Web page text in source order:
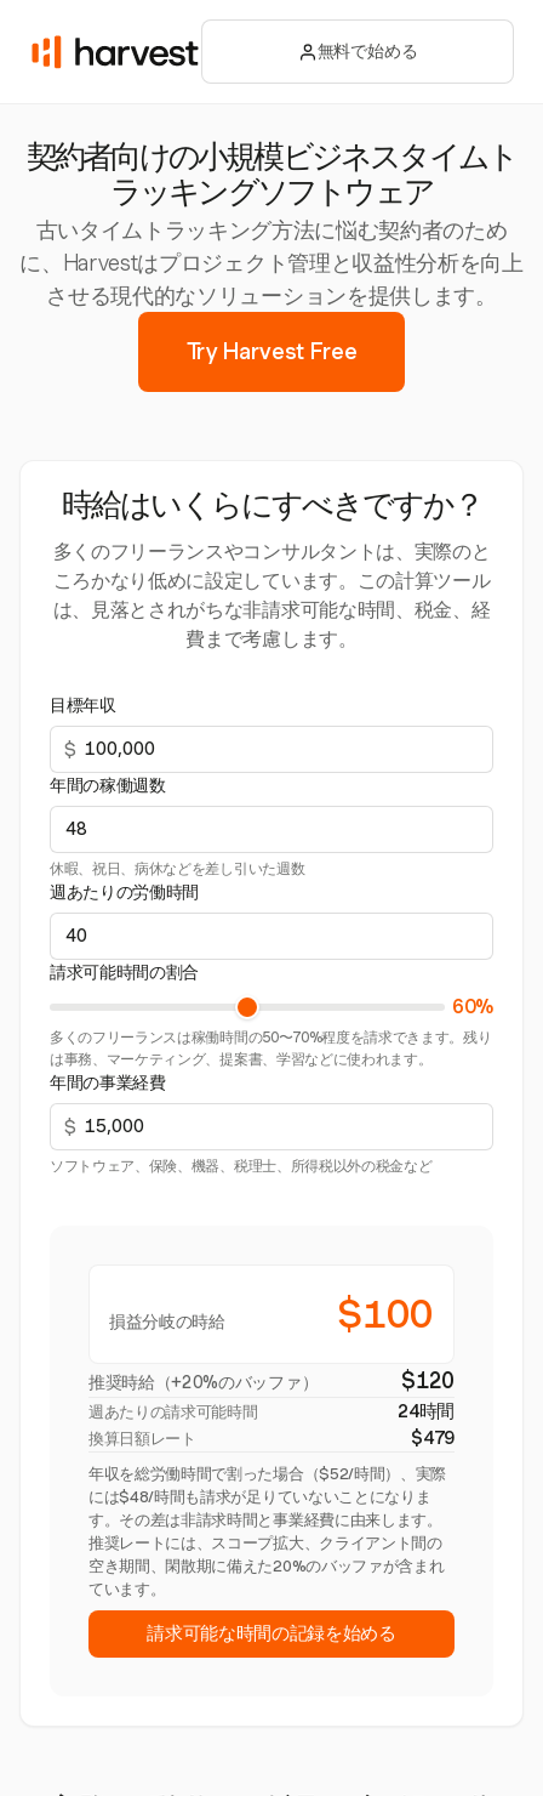
無料で始める
契約者向けの小規模ビジネスタイムト
ラッキングソフトウェア
古いタイムトラッキング方法に悩む契約者のため
に、Harvestはプロジェクト管理と収益性分析を向上
させる現代的なソリューションを提供します。
Try Harvest Free
時給はいくらにすべきですか？
多くのフリーランスやコンサルタントは、実際のと
ころかなり低めに設定しています。この計算ツール
は、見落とされがちな非請求可能な時間、税金、経
費まで考慮します。
目標年収
$
年間の稼働週数
休暇、祝日、病休などを差し引いた週数
週あたりの労働時間
請求可能時間の割合
60%
多くのフリーランスは稼働時間の50〜70%程度を請求できます。残り
は事務、マーケティング、提案書、学習などに使われます。
年間の事業経費
$
ソフトウェア、保険、機器、税理士、所得税以外の税金など
損益分岐の時給 $100
推奨時給（+20%のバッファ） $120
週あたりの請求可能時間 24時間
換算日額レート $479
年収を総労働時間で割った場合（$52/時間）、実際
には$48/時間も請求が足りていないことになりま
す。その差は非請求時間と事業経費に由来します。
推奨レートには、スコープ拡大、クライアント間の
空き期間、閑散期に備えた20%のバッファが含まれ
ています。
請求可能な時間の記録を始める